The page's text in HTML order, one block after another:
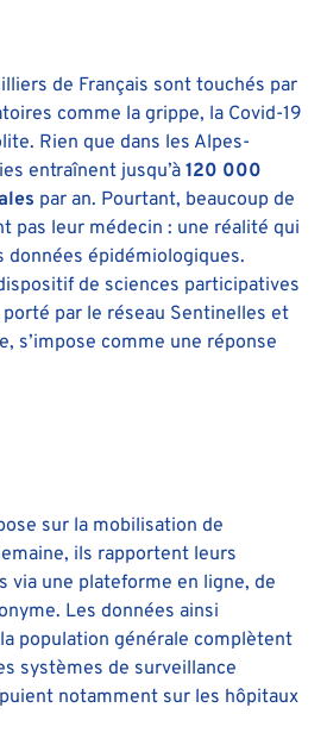
de Français sont touchés par
comme la grippe, la Covid-19
Rien que dans les Alpes-
entraînent jusqu’à120 000
par an. Pourtant, beaucoup de
pas leur médecin : une réalité qui
épidémiologiques.
de sciences participatives
porté par le réseau Sentinelles et
s’impose comme une réponse
sur la mobilisation de
ils rapportent leurs
via une plateforme en ligne, de
Les données ainsi
population générale complètent
systèmes de surveillance
notamment sur les hôpitaux